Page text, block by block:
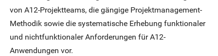
von A12-Projektteams, die gängige Projektmanagement-
Methodik sowie die systematische Erhebung funktionaler
und nichtfunktionaler Anforderungen für A12-
Anwendungen vor.